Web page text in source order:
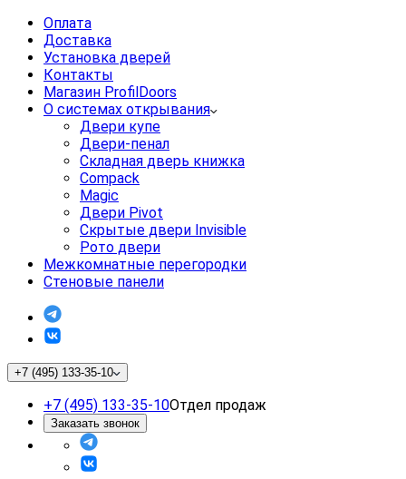
Оплата
Доставка
Установка дверей
Контакты
Магазин ProfilDoors
О системах открывания
Двери купе
Двери-пенал
Складная дверь книжка
Compack
Magic
Двери Pivot
Скрытые двери Invisible
Рото двери
Межкомнатные перегородки
Стеновые панели
+7 (495) 133-35-10
+7 (495) 133-35-10Отдел продаж
Заказать звонок